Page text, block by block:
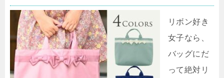
リボン好き
女子なら、
バッグにだ
って絶対リ